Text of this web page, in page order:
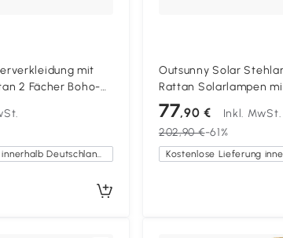
mit
2 Fächer Boho-
Schlafzimmer
Outsunny Solar
Rattan Solarlampen
Solarleuchte im Boho-
77,90 €
Inkl. MwSt.
202,90 €-61%